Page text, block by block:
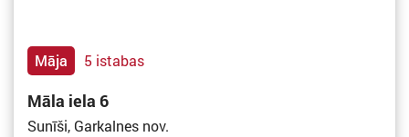
Māja 5 istabas
Māla iela 6
Sunīši, Garkalnes nov.